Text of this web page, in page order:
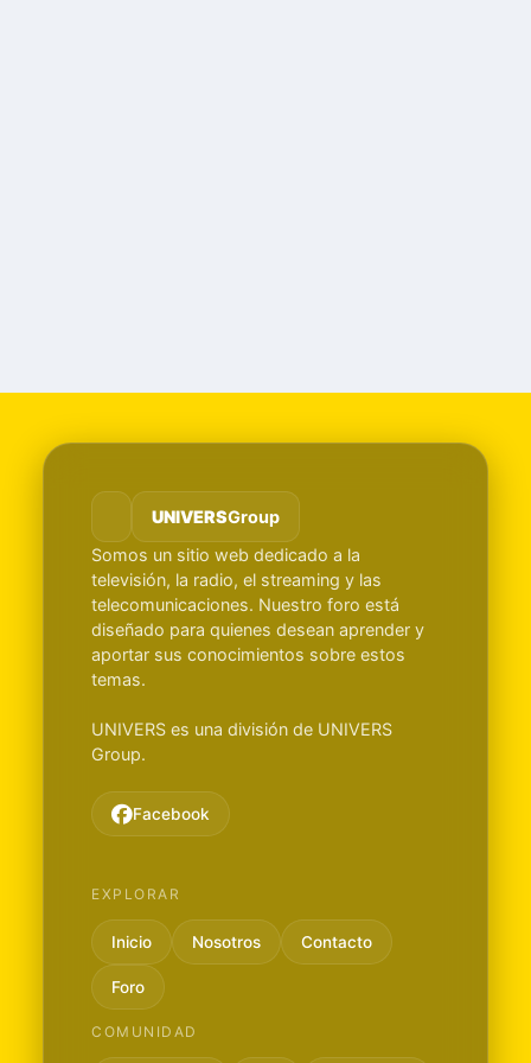
UNIVERSGroup
Somos un sitio web dedicado a la
televisión, la radio, el streaming y las
telecomunicaciones. Nuestro foro está
diseñado para quienes desean aprender y
aportar sus conocimientos sobre estos
temas.
UNIVERS es una división de UNIVERS
Group.
Facebook
EXPLORAR
Inicio Nosotros Contacto
Foro
COMUNIDAD